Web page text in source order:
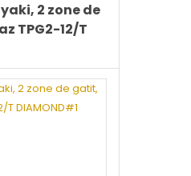
2 zone de
TPG2-12/T